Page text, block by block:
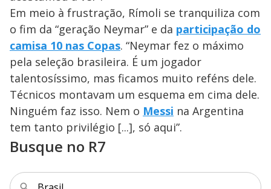
Em meio à frustração, Rímoli se tranquiliza com
o fim da “geração Neymar” e da participação do
camisa 10 nas Copas. “Neymar fez o máximo
pela seleção brasileira. É um jogador
talentosíssimo, mas ficamos muito reféns dele.
Técnicos montavam um esquema em cima dele.
Ninguém faz isso. Nem o Messi na Argentina
tem tanto privilégio [...], só aqui”.
Busque no R7